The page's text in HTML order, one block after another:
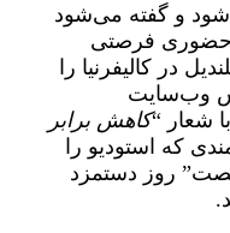
و گفته می‌شود
حضوری فرصتی
در کالیفرنیا را
وب‌سایت
شعار “کاهش برابر
که استودیو را
روز دستمزد